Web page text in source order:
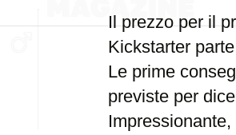
Il prezzo per il
Kickstarter
Le prime
previste per